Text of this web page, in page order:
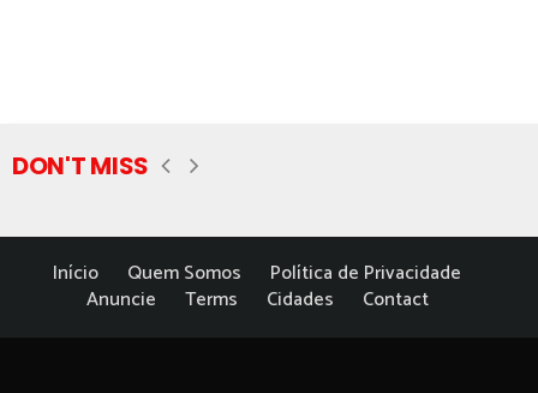
DON'T MISS
Início Quem Somos
Política de Privacidade
Anuncie
Terms Cidades Contact